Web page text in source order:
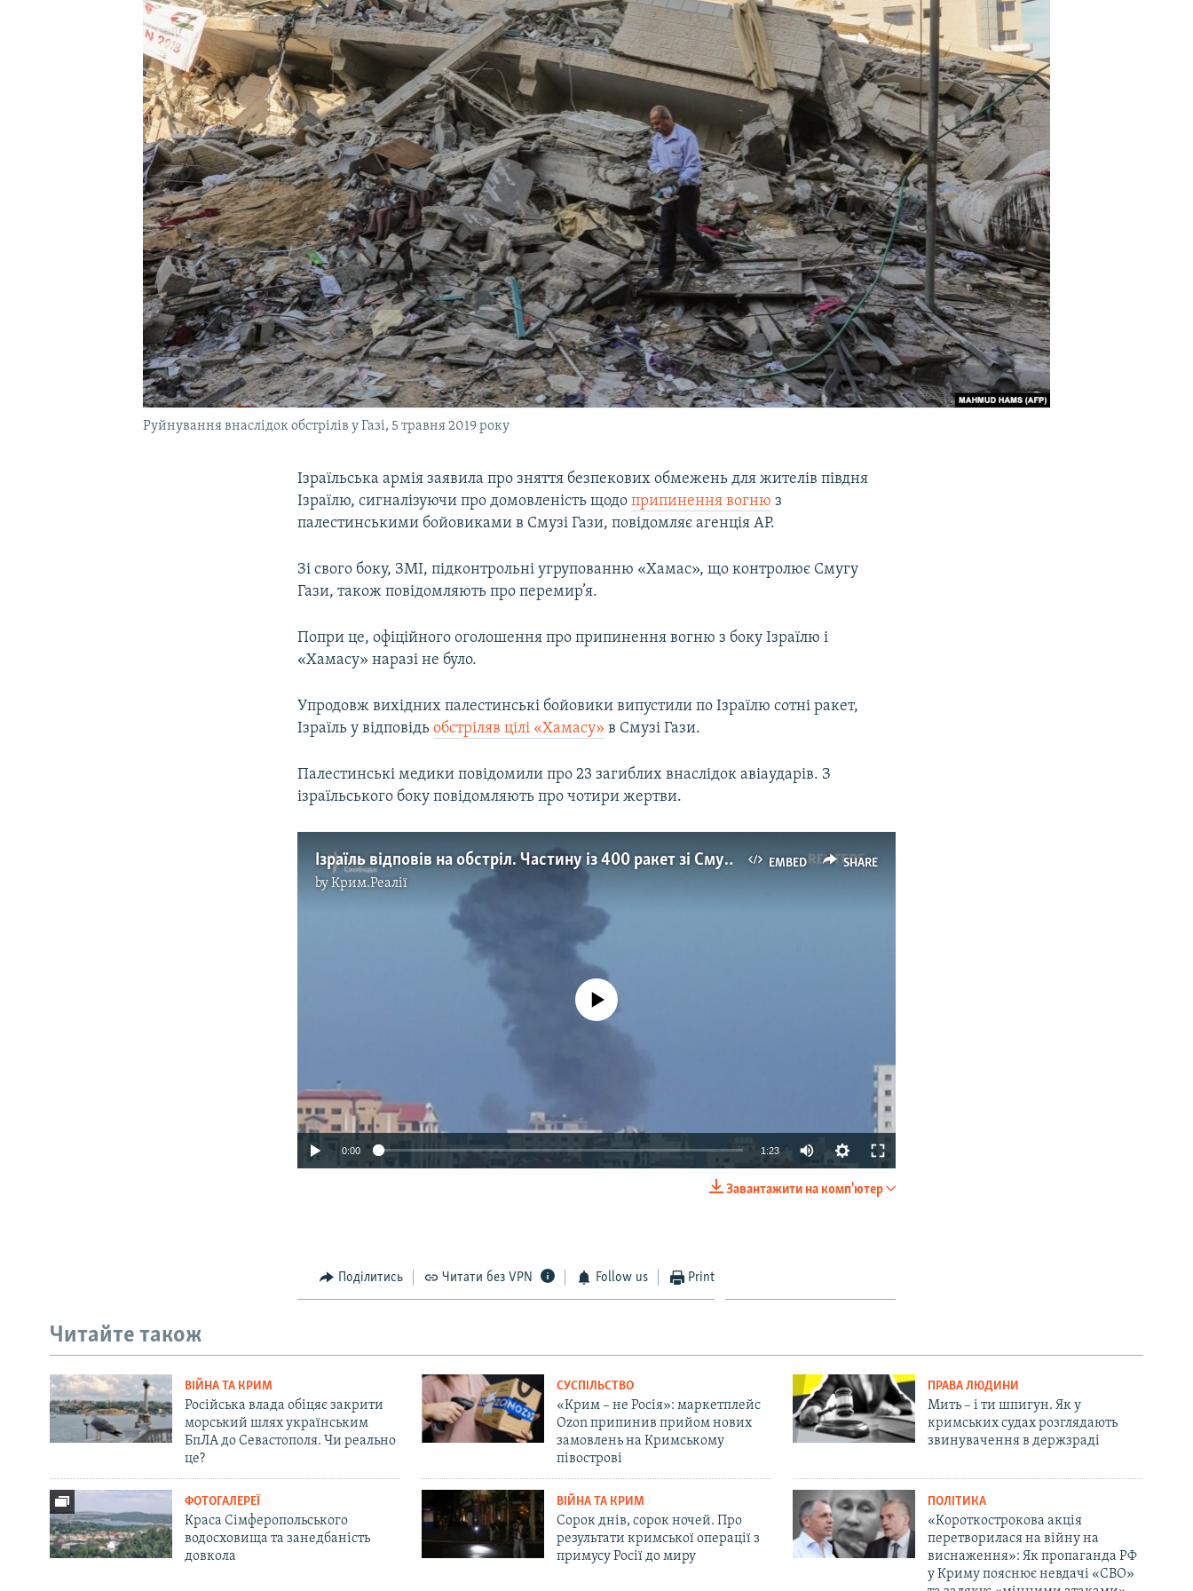
УКРАЇНСЬКА ПРОБЛЕМА КРИМУ
Руйнування внаслідок обстрілів у Газі, 5 травня 2019 року
Ізраїльська армія заявила про зняття безпекових обмежень для жителів півдня
Ізраїлю, сигналізуючи про домовленість щодоприпинення вогню з
палестинськими бойовиками в Смузі Гази, повідомляє агенція AP.
Зі свого боку, ЗМІ, підконтрольні угрупованню «Хамас», що контролює Смугу
Гази, також повідомляють про перемир’я.
Попри це, офіційного оголошення про припинення вогню з боку Ізраїлю і
«Хамасу» наразі не було.
Упродовж вихідних палестинські бойовики випустили по Ізраїлю сотні ракет,
Ізраїль у відповідьобстріляв цілі «Хамасу» в Смузі Гази.
Палестинські медики повідомили про 23 загиблих внаслідок авіаударів. З
ізраїльського боку повідомляють про чотири жертви.
EMBED SHARE
Ізраїль відповів на обстріл. Частину із 400 ракет зі Смуги Гази було перехоплено – відео
byКрим.Реалії
No media source currently available
0:00 1:23
Завантажити на комп'ютер
Поділитись Читати без VPN Follow us Print
Читайте також
ВІЙНА ТА КРИМ
Російська влада обіцяє закрити
морський шлях українським
БпЛА до Севастополя. Чи реально
це?
СУСПІЛЬСТВО
«Крим – не Росія»: маркетплейс
Ozon припинив прийом нових
замовлень на Кримському
півострові
ПРАВА ЛЮДИНИ
Мить – і ти шпигун. Як у
кримських судах розглядають
звинувачення в держзраді
ФОТОГАЛЕРЕЇ
Краса Сімферопольського
водосховища та занедбаність
довкола
ВІЙНА ТА КРИМ
Сорок днів, сорок ночей. Про
результати кримської операції з
примусу Росії до миру
ПОЛІТИКА
«Короткострокова акція
перетворилася на війну на
виснаження»: Як пропаганда РФ
у Криму пояснює невдачі «СВО»